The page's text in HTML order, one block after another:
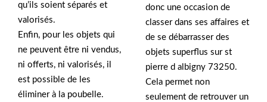
qu’ils soient séparés et
valorisés.
Enfin, pour les objets qui
ne peuvent être ni vendus,
ni offerts, ni valorisés, il
est possible de les
éliminer à la poubelle.
donc une occasion de
classer dans ses affaires et
de se débarrasser des
objets superflus sur st
pierre d albigny 73250.
Cela permet non
seulement de retrouver un